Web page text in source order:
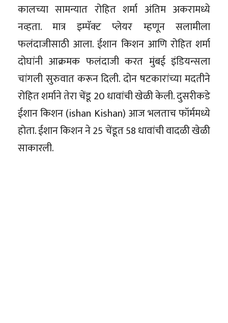
कालच्या सामन्यात रोहित शर्मा अंतिम अकरामध्ये
नव्हता. मात्र इम्पॅक्ट प्लेयर म्हणून सलामीला
फलंदाजीसाठी आला. ईशान किशन आणि रोहित शर्मा
दोघांनी आक्रमक फलंदाजी करत मुंबई इंडियन्सला
चांगली सुरुवात करून दिली. दोन षटकारांच्या मदतीने
रोहित शर्माने तेरा चेंडू 20 धावांची खेळी केली. दुसरीकडे
ईशान किशन (ishan Kishan) आज भलताच फॉर्ममध्ये
होता. ईशान किशन ने 25 चेंडूत 58 धावांची वादळी खेळी
साकारली.